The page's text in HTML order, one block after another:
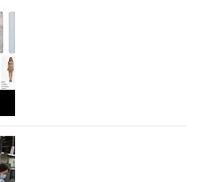
Lihuang Footwear
году и расположенная в
Китая, является
компанией,
производство и…
- новый раздел и
локальных